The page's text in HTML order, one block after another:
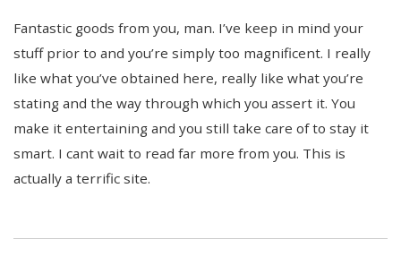
Fantastic goods from you, man. I’ve keep in mind your
stuff prior to and you’re simply too magnificent. I really
like what you’ve obtained here, really like what you’re
stating and the way through which you assert it. You
make it entertaining and you still take care of to stay it
smart. I cant wait to read far more from you. This is
actually a terrific site.